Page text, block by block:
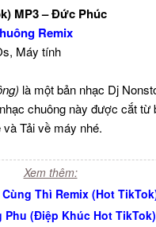
MP3 – Đức Phúc
Remix
Máy tính
là một bản nhạc Dj
chuông này được cắt
Tải về máy nhé.
Xem thêm:
Thì Remix (Hot
(Điệp Khúc Hot TikTok)